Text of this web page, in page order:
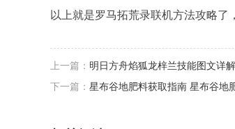
以上就是罗马拓荒录联机方法攻略了
上一篇： 明日方舟焰狐龙梓兰技能图文详
下一篇： 星布谷地肥料获取指南 星布谷地